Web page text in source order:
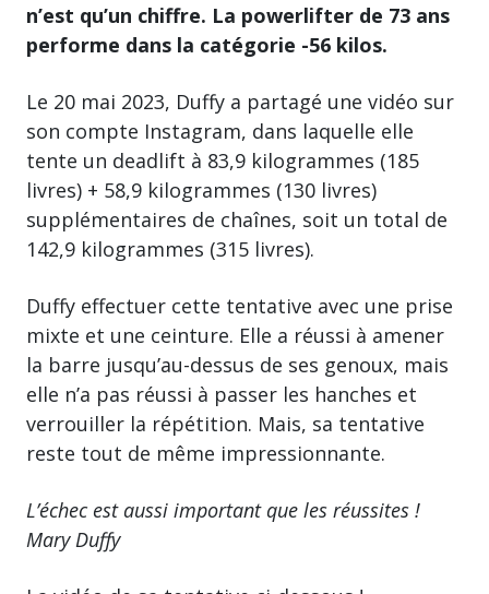
n’est qu’un chiffre. La powerlifter de 73 ans
performe dans la catégorie -56 kilos.
Le 20 mai 2023, Duffy a partagé une vidéo sur
son compte Instagram, dans laquelle elle
tente un deadlift à 83,9 kilogrammes (185
livres) + 58,9 kilogrammes (130 livres)
supplémentaires de chaînes, soit un total de
142,9 kilogrammes (315 livres).
Duffy effectuer cette tentative avec une prise
mixte et une ceinture. Elle a réussi à amener
la barre jusqu’au-dessus de ses genoux, mais
elle n’a pas réussi à passer les hanches et
verrouiller la répétition. Mais, sa tentative
reste tout de même impressionnante.
L’échec est aussi important que les réussites !
Mary Duffy